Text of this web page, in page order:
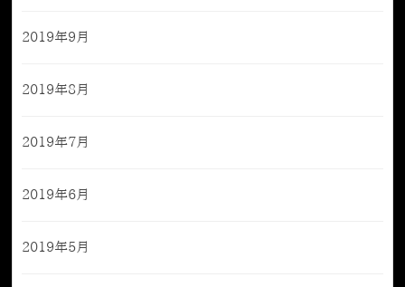
2019年9月
2019年8月
2019年7月
2019年6月
2019年5月